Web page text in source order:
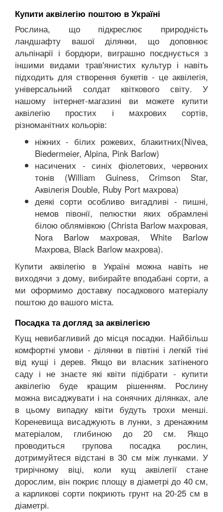
Купити аквілегію поштою в Україні
Рослина, що підкреслює природність
ландшафту вашої ділянки, що доповнює
альпінарії і бордюри, виграшно поєднується з
іншими видами трав'янистих культур і навіть
підходить для створення букетів - це аквілегія,
універсальний солдат квіткового світу. У
нашому інтернет-магазині ви можете купити
аквілегію простих і махрових сортів,
різноманітних кольорів:
ніжних - білих рожевих, блакитних(Nivea,
Biedermeier, Alpina, Pink Barlow)
насичених - синіх фіолетових, червоних
тонів (William Guiness, Crimson Star,
Аквілегія Double, Ruby Port махрова)
деякі сорти особливо вигадливі - пишні,
немов півонії, пелюстки яких обрамлені
білою облямівкою (Christa Barlow махровая,
Nora Barlow махровая, White Barlow
Махрова, Black Barlow махрова).
Купити аквілегію в Україні можна навіть не
виходячи з дому, вибирайте вподабані сорти, а
ми оформимо доставку посадкового матеріалу
поштою до вашого міста.
Посадка та догляд за аквілегією
Кущ невибагливий до місця посадки. Найбільш
комфортні умови - ділянки в півтіні і легкій тіні
від кущі і дерев. Якщо ви власник затіненого
саду і не знаєте які квіти підібрати - купити
аквілегію буде кращим рішенням. Рослину
можна висаджувати і на сонячних ділянках, але
в цьому випадку квіти будуть трохи менші.
Кореневища висаджують в лунки, з дренажним
матеріалом, глибиною до 20 см. Якщо
проводиться групова посадка рослин,
дотримуйтеся відстані в 30 см між лунками. У
трирічному віці, коли кущ аквілегії стане
дорослим, він покриє площу в діаметрі до 40 см,
а карликові сорти покриють грунт на 20-25 см в
діаметрі.